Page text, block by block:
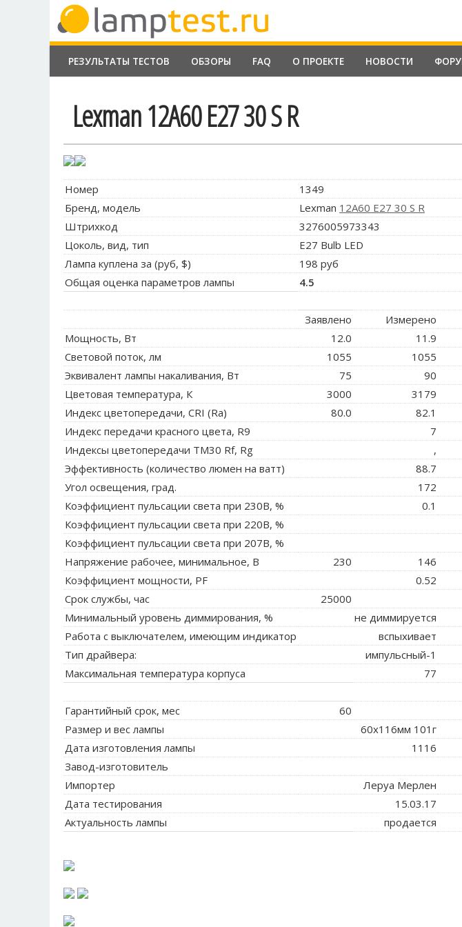
РЕЗУЛЬТАТЫ ТЕСТОВ ОБЗОРЫ FAQ О ПРОЕКТЕ НОВОСТИ
Lexman 12A60 E27 30 S R
Номер
1349
Бренд, модель
Lexman 12A60 E27 30 S R
Штрихкод
3276005973343
Цоколь, вид, тип
E27 Bulb LED
Лампа куплена за (руб, $)
198 руб
Общая оценка параметров лампы
4.5
Заявлено Измерено
Мощность, Вт
12.0 11.9
Световой поток, лм
1055 1055
Эквивалент лампы накаливания, Вт
75 90
Цветовая температура, К
3000 3179
Индекс цветопередачи, CRI (Ra)
80.0
82.1
Индекс передачи красного цвета, R9
7
Индексы цветопередачи TM30 Rf, Rg
,
Эффективность (количество люмен на ватт)
88.7
Угол освещения, град.
172
Коэффициент пульсации света при 230В, %
0.1
Коэффициент пульсации света при 220В, %
Коэффициент пульсации света при 207В, %
Напряжение рабочее, минимальное, В
230
146
Коэффициент мощности, PF
0.52
Срок службы, час
25000
Минимальный уровень диммирования, %
не диммируется
Работа с выключателем, имеющим индикатор
вспыхивает
Тип драйвера:
импульсный-1
Максимальная температура корпуса
77
Гарантийный срок, мес
60
Размер и вес лампы
60x116мм 101г
Дата изготовления лампы
1116
Завод-изготовитель
Импортер
Леруа Мерлен
Дата тестирования
15.03.17
Актуальность лампы
продается